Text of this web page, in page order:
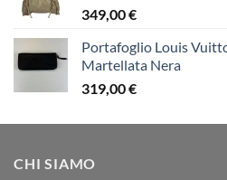
349,00€
Portafoglio Louis
Martellata Nera
319,00€
CHI SIAMO